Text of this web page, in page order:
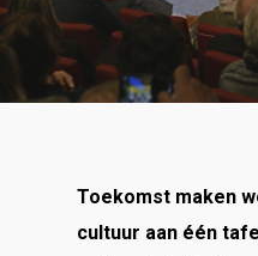
Toekomst maken
cultuur aan één